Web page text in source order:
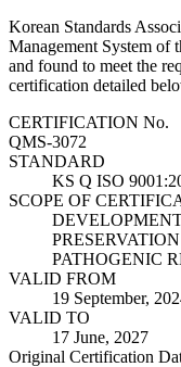
Korean Standards
Management System of
and found to meet the
certification detailed
CERTIFICATION No.
QMS-3072
STANDARD
KS Q ISO
SCOPE OF
PATHOGENIC
VALID FROM
19 September,
VALID TO
17 June, 2027
Original Certification